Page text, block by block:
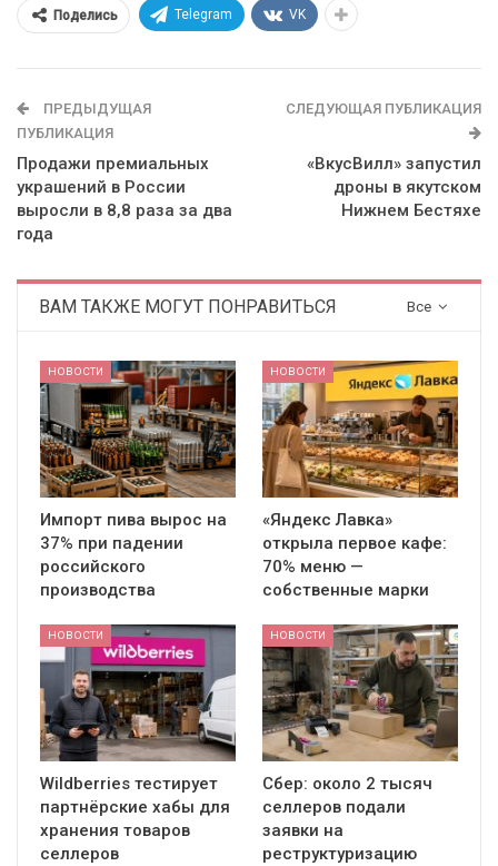
Поделись Telegram VK
ПРЕДЫДУЩАЯ
ПУБЛИКАЦИЯ
Продажи премиальных
украшений в России
выросли в 8,8 раза за два
года
СЛЕДУЮЩАЯ ПУБЛИКАЦИЯ
«ВкусВилл» запустил
дроны в якутском
Нижнем Бестяхе
Все
ВАМ ТАКЖЕ МОГУТ ПОНРАВИТЬСЯ
НОВОСТИ
Импорт пива вырос на
37% при падении
российского
производства
НОВОСТИ
«Яндекс Лавка»
открыла первое кафе:
70% меню —
собственные марки
НОВОСТИ
Wildberries тестирует
партнёрские хабы для
хранения товаров
селлеров
НОВОСТИ
Сбер: около 2 тысяч
селлеров подали
заявки на
реструктуризацию